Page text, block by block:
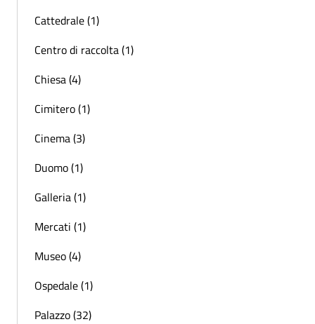
Cattedrale (1)
Centro di raccolta (1)
Chiesa (4)
Cimitero (1)
Cinema (3)
Duomo (1)
Galleria (1)
Mercati (1)
Museo (4)
Ospedale (1)
Palazzo (32)